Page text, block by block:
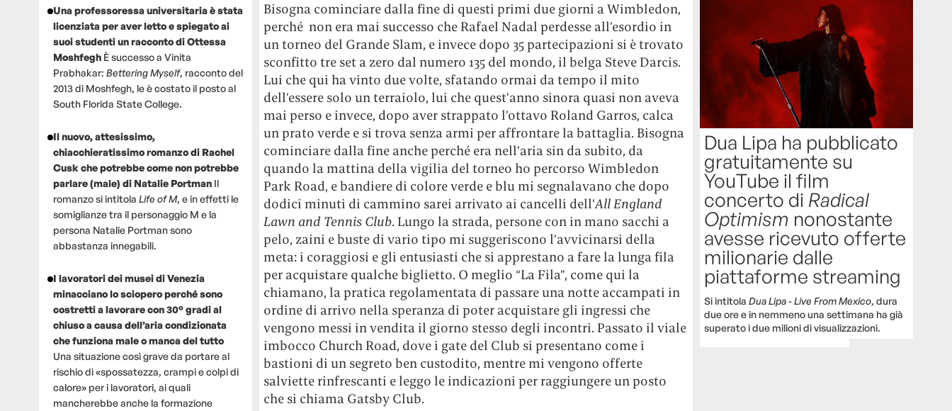
Una professoressa universitaria è stata
licenziata per aver letto e spiegato ai
suoi studenti un racconto di Ottessa
Moshfegh È successo a Vinita
Prabhakar: Bettering Myself, racconto del
2013 di Moshfegh, le è costato il posto al
South Florida State College.
Il nuovo, attesissimo,
chiacchieratissimo romanzo di Rachel
Cusk che potrebbe come non potrebbe
parlare (male) di Natalie Portman Il
romanzo si intitola Life of M, e in effetti le
somiglianze tra il personaggio M e la
persona Natalie Portman sono
abbastanza innegabili.
I lavoratori dei musei di Venezia
minacciano lo sciopero perché sono
costretti a lavorare con 30° gradi al
chiuso a causa dell’aria condizionata
che funziona male o manca del tutto
Una situazione così grave da portare al
rischio di «spossatezza, crampi e colpi di
calore» per i lavoratori, ai quali
mancherebbe anche la formazione
Bisogna cominciare dalla fine di questi primi due giorni a Wimbledon,
perché non era mai successo che Rafael Nadal perdesse all’esordio in
un torneo del Grande Slam, e invece dopo 35 partecipazioni si è trovato
sconfitto tre set a zero dal numero 135 del mondo, il belga Steve Darcis.
Lui che qui ha vinto due volte, sfatando ormai da tempo il mito
dell’essere solo un terraiolo, lui che quest’anno sinora quasi non aveva
mai perso e invece, dopo aver strappato l’ottavo Roland Garros, calca
un prato verde e si trova senza armi per affrontare la battaglia. Bisogna
cominciare dalla fine anche perché era nell’aria sin da subito, da
quando la mattina della vigilia del torneo ho percorso Wimbledon
Park Road, e bandiere di colore verde e blu mi segnalavano che dopo
dodici minuti di cammino sarei arrivato ai cancelli dell’All England
Lawn and Tennis Club. Lungo la strada, persone con in mano sacchi a
pelo, zaini e buste di vario tipo mi suggeriscono l’avvicinarsi della
meta: i coraggiosi e gli entusiasti che si apprestano a fare la lunga fila
per acquistare qualche biglietto. O meglio “La Fila”, come qui la
chiamano, la pratica regolamentata di passare una notte accampati in
ordine di arrivo nella speranza di poter acquistare gli ingressi che
vengono messi in vendita il giorno stesso degli incontri. Passato il viale
imbocco Church Road, dove i gate del Club si presentano come i
bastioni di un segreto ben custodito, mentre mi vengono offerte
salviette rinfrescanti e leggo le indicazioni per raggiungere un posto
che si chiama Gatsby Club.
Dua Lipa ha pubblicato
gratuitamente su
YouTube il film
concerto di Radical
Optimism nonostante
avesse ricevuto offerte
milionarie dalle
piattaforme streaming
Si intitolaDua Lipa - Live From Mexico, dura
due ore e in nemmeno una settimana ha già
superato i due milioni di visualizzazioni.